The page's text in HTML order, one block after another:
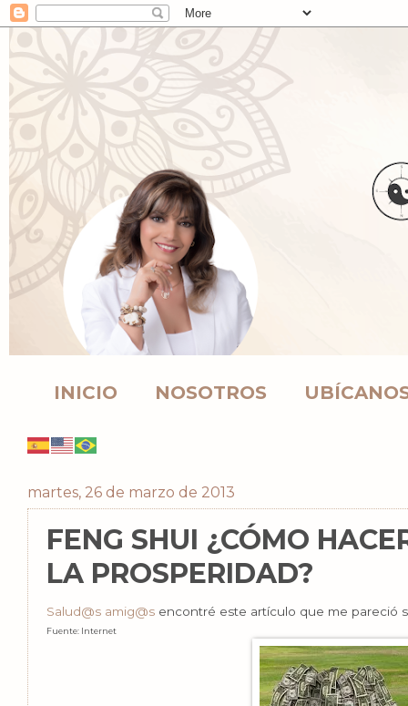
INICIO NOSOTROS
martes, 26 de marzo de 2013
FENG SHUI ¿CÓMO
LA PROSPERIDAD?
Salud@s amig@s encontré este artículo que me pareció
Fuente: Internet